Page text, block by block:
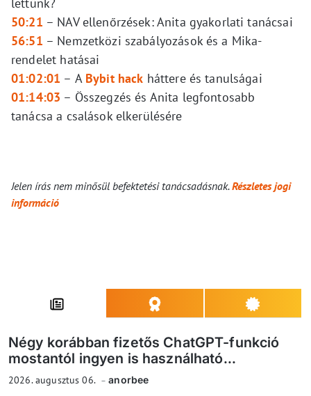
50:21 – NAV ellenőrzések: Anita gyakorlati tanácsai
56:51 – Nemzetközi szabályozások és a Mika-
rendelet hatásai
01:02:01 – A Bybit hack háttere és tanulságai
01:14:03 – Összegzés és Anita legfontosabb
tanácsa a csalások elkerülésére
Jelen írás nem minősül befektetési tanácsadásnak.Részletes jogi
információ
Négy korábban fizetős ChatGPT-funkció
mostantól ingyen is használható...
2026. augusztus 06. anorbee